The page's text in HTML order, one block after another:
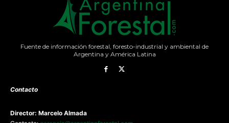
Fuente de información forestal, foresto-industrial y ambiental de
Argentina y América Latina
Contacto
Director: Marcelo Almada